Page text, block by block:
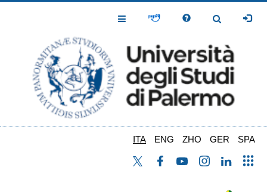
Toggle
Toggle
ITA ENG ZHO GER SPA